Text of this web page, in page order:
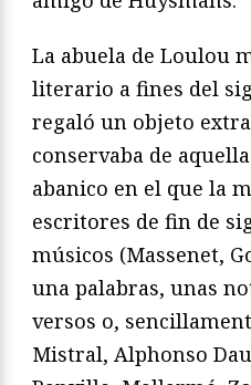
La abuela de Loulou
literario a fines del
regaló un objeto
conservaba de
abanico en el que la
escritores de fin de
músicos (Massenet,
una palabras, unas
versos o,
Mistral, Alphonso